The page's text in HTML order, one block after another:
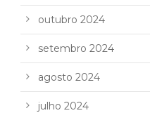
outubro 2024
setembro 2024
agosto 2024
julho 2024